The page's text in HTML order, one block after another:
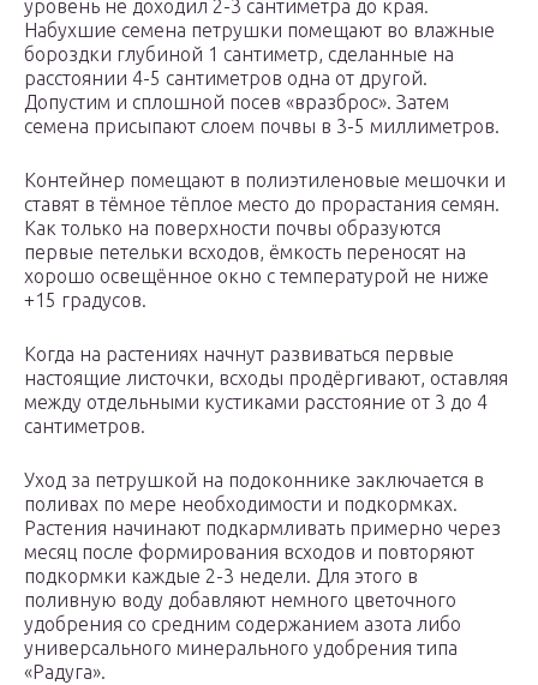
уровень не доходил 2-3 сантиметра до края.
Набухшие семена петрушки помещают во влажные
бороздки глубиной 1 сантиметр, сделанные на
расстоянии 4-5 сантиметров одна от другой.
Допустим и сплошной посев «вразброс». Затем
семена присыпают слоем почвы в 3-5 миллиметров.
Контейнер помещают в полиэтиленовые мешочки и
ставят в тёмное тёплое место до прорастания семян.
Как только на поверхности почвы образуются
первые петельки всходов, ёмкость переносят на
хорошо освещённое окно с температурой не ниже
+15 градусов.
Когда на растениях начнут развиваться первые
настоящие листочки, всходы продёргивают, оставляя
между отдельными кустиками расстояние от 3 до 4
сантиметров.
Уход за петрушкой на подоконнике заключается в
поливах по мере необходимости и подкормках.
Растения начинают подкармливать примерно через
месяц после формирования всходов и повторяют
подкормки каждые 2-3 недели. Для этого в
поливную воду добавляют немного цветочного
удобрения со средним содержанием азота либо
универсального минерального удобрения типа
«Радуга».